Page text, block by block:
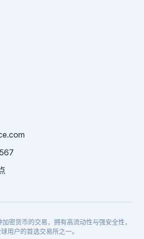
密货币的交易，拥有高流动性与强安全性，
用户的首选交易所之一。